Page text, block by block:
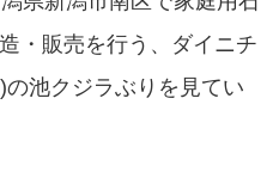
・販売を行う、ダイニチ
池クジラぶりを見てい